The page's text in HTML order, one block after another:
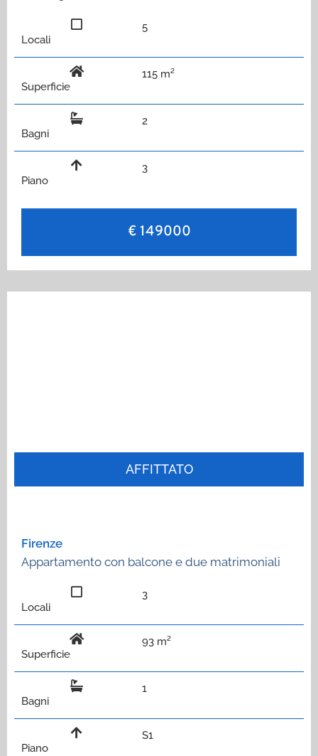
Locali
5
Superficie
115 m²
Bagni
2
Piano
3
€ 149000
AFFITTATO
Firenze
Appartamento con balcone e due matrimoniali
Locali
3
Superficie
93 m²
Bagni
1
Piano
S1